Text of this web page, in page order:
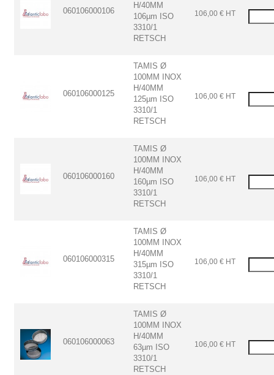
060106000106
H/40MM
106µm ISO
3310/1
RETSCH
106,00 € HT
060106000125
TAMIS Ø
100MM INOX
H/40MM
125µm ISO
3310/1
RETSCH
106,00 € HT
060106000160
TAMIS Ø
100MM INOX
H/40MM
160µm ISO
3310/1
RETSCH
106,00 € HT
060106000315
TAMIS Ø
100MM INOX
H/40MM
315µm ISO
3310/1
RETSCH
106,00 € HT
060106000063
TAMIS Ø
100MM INOX
H/40MM
63µm ISO
3310/1
RETSCH
106,00 € HT